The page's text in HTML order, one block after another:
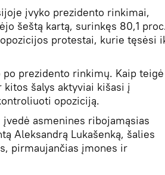
įvyko prezidento rinkimai,
šeštą kartą, surinkęs 80,1 proc.
protestai, kurie tęsėsi
prezidento rinkimų. Kaip teigė
šalys aktyviai kišasi į
opoziciją.
asmenines ribojamąsias
Aleksandrą Lukašenką, šalies
pirmaujančias įmones ir